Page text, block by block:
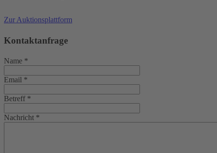
Zur Auktionsplattform
Kontaktanfrage
Name *
Email *
Betreff *
Nachricht *